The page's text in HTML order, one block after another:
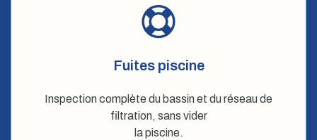
Fuites piscine
Inspection complète du bassin et du réseau de
filtration, sans vider
la piscine.